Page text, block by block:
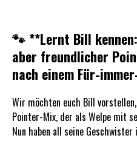
🐾 **Lernt Bill
aber freundlicher
nach einem Für-
Wir möchten euch Bill
Pointer-Mix, der als Welpe mit
Nun haben all seine